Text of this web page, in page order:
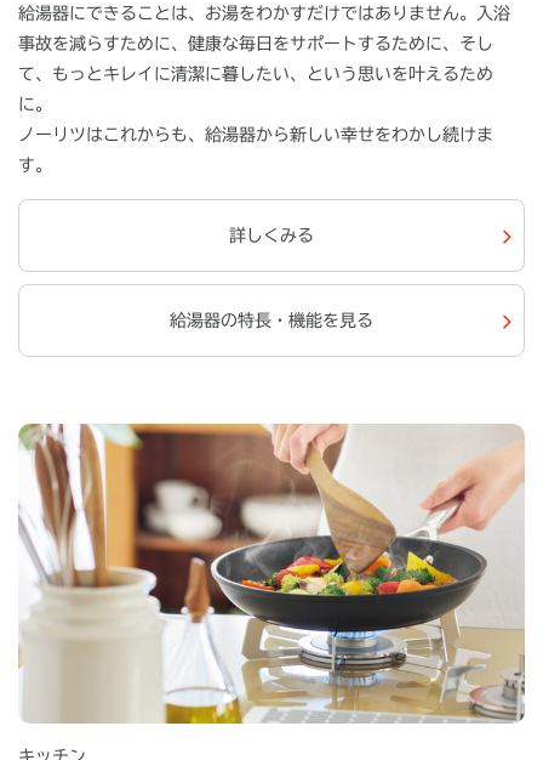
給湯器にできることは、お湯をわかすだけではありません。
入浴
事故を減らすために、健康な毎日をサポートするために、 そし
て、もっとキレイに清潔に暮したい、という思いを叶えるため
に。
ノーリツはこれからも、給湯器から新しい幸せをわかし続けま
す。
詳しくみる
給湯器の特長・機能を見る
キッチン